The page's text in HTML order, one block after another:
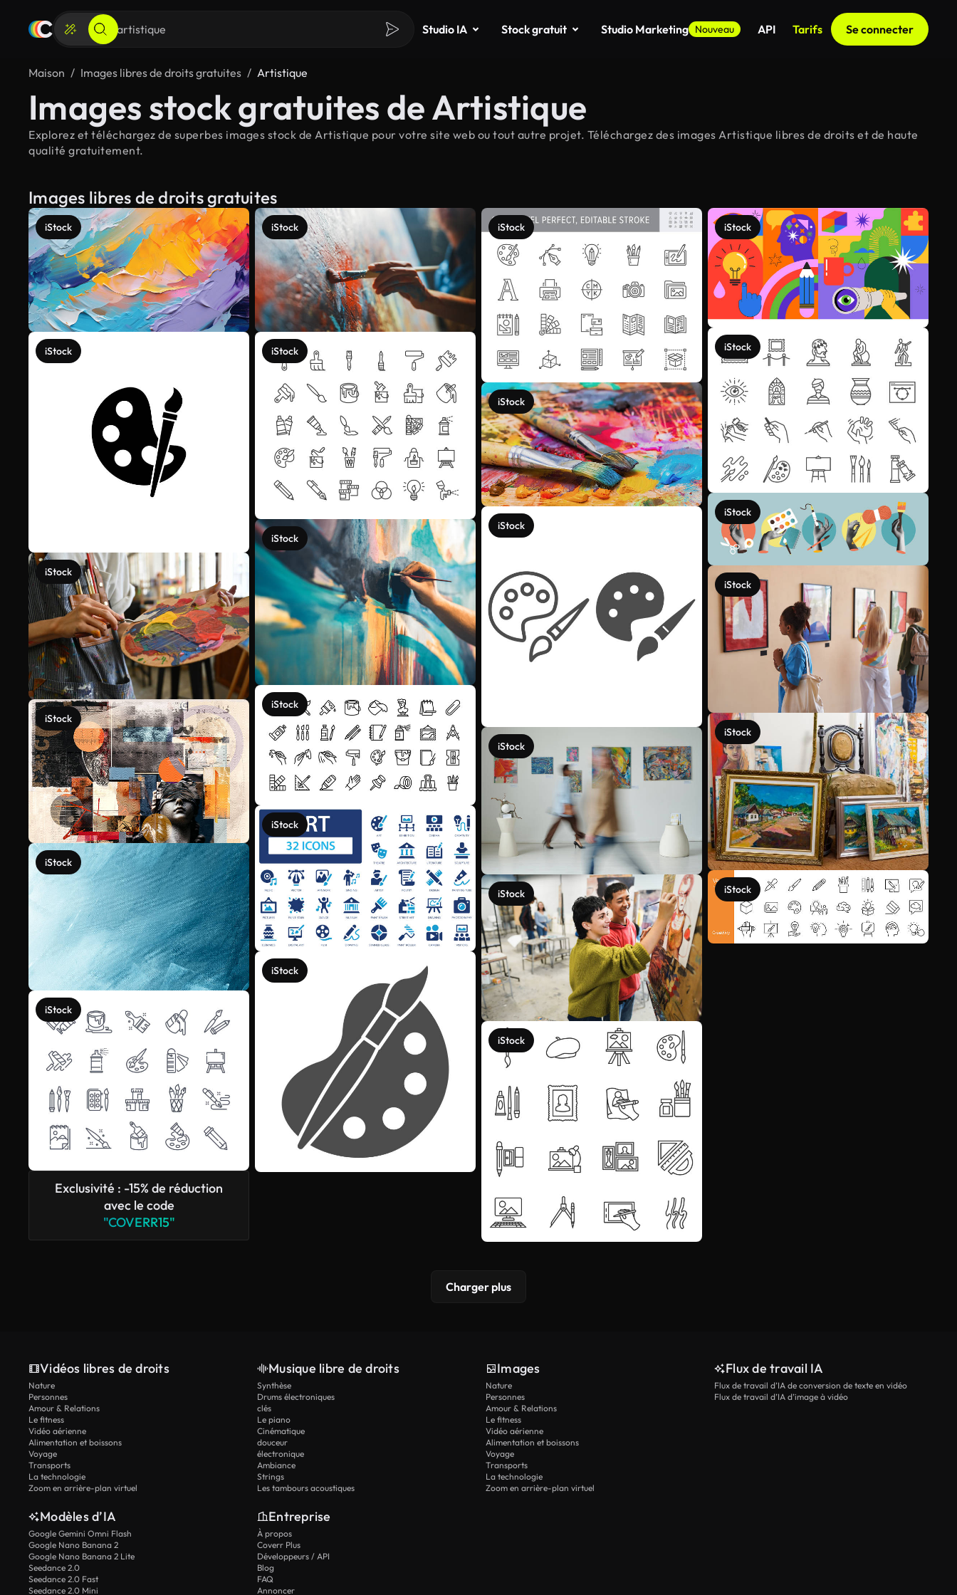
Studio IA Stock gratuit Studio Marketing Nouveau API Tarifs Se connecter
Maison Images libres de droits gratuites Artistique
Images stock gratuites de Artistique
Explorez et téléchargez de superbes images stock de Artistique pour votre site web ou tout autre projet. Téléchargez des images Artistique libres de droits et de haute
qualité gratuitement.
Images libres de droits gratuites
iStock
iStock
iStock
iStock
iStock
iStock
Exclusivité : -15% de réduction
avec le code
"COVERR15"
iStock
iStock
iStock
iStock
iStock
iStock
iStock
iStock
iStock
iStock
iStock
iStock
iStock
iStock
iStock
iStock
iStock
iStock
Charger plus
Vidéos libres de droits
Nature
Personnes
Amour & Relations
Le fitness
Vidéo aérienne
Alimentation et boissons
Voyage
Transports
La technologie
Zoom en arrière-plan virtuel
Musique libre de droits
Synthèse
Drums électroniques
clés
Le piano
Cinématique
douceur
électronique
Ambiance
Strings
Les tambours acoustiques
Images
Nature
Personnes
Amour & Relations
Le fitness
Vidéo aérienne
Alimentation et boissons
Voyage
Transports
La technologie
Zoom en arrière-plan virtuel
Flux de travail IA
Flux de travail d’IA de conversion de texte en vidéo
Flux de travail d’IA d’image à vidéo
Modèles d’IA
Google Gemini Omni Flash
Google Nano Banana 2
Google Nano Banana 2 Lite
Seedance 2.0
Seedance 2.0 Fast
Seedance 2.0 Mini
Entreprise
À propos
Coverr Plus
Développeurs / API
Blog
FAQ
Annoncer